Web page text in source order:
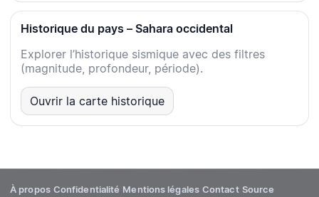
Historique du pays – Sahara occidental
Explorer l’historique sismique avec des filtres
(magnitude, profondeur, période).
Ouvrir la carte historique
À propos Confidentialité Mentions légales Contact Source